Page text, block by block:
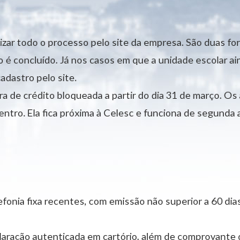
todo o processo pelo site da empresa. São duas
Já nos casos em que a unidade escolar
pelo site.
crédito bloqueada a partir do dia 31 de março.
Ela fica próxima à Celesc e funciona de segunda
fixa recentes, com emissão não superior a 60
autenticada em cartório, além de